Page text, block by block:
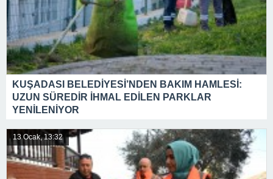
KUŞADASI BELEDİYESİ’NDEN BAKIM HAMLESİ:
UZUN SÜREDİR İHMAL EDİLEN PARKLAR
YENİLENİYOR
13 Ocak, 13:32